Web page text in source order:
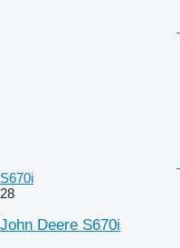
S670i
28
John Deere S670i